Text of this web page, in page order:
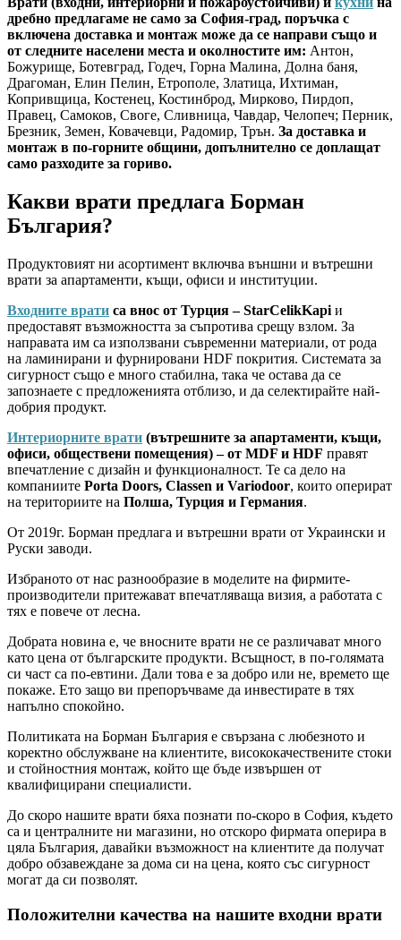
дребно предлагаме не само за София-град, поръчка с
включена доставка и монтаж може да се направи също и
от следните населени места и околностите им: Антон,
Божурище, Ботевград, Годеч, Горна Малина, Долна баня,
Драгоман, Елин Пелин, Етрополе, Златица, Ихтиман,
Копривщица, Костенец, Костинброд, Мирково, Пирдоп,
Правец, Самоков, Своге, Сливница, Чавдар, Челопеч; Перник,
Брезник, Земен, Ковачевци, Радомир, Трън. За доставка и
монтаж в по-горните общини, допълнително се доплащат
само разходите за гориво.
Какви врати предлага Борман
България?
Продуктовият ни асортимент включва външни и вътрешни
врати за апартаменти, къщи, офиси и институции.
Входните врати са внос от Турция – StarCelikKapi и
предоставят възможността за съпротива срещу взлом. За
направата им са използвани съвременни материали, от рода
на ламинирани и фурнировани HDF покрития. Системата за
сигурност също е много стабилна, така че остава да се
запознаете с предложенията отблизо, и да селектирайте най-
добрия продукт.
Интериорните врати (вътрешните за апартаменти, къщи,
офиси, обществени помещения) – от MDF и HDF правят
впечатление с дизайн и функционалност. Те са дело на
компаниите Porta Doors, Classen и Variodoor, които оперират
на териториите на Полша, Турция и Германия.
От 2019г. Борман предлага и вътрешни врати от Украински и
Руски заводи.
Избраното от нас разнообразие в моделите на фирмите-
производители притежават впечатляваща визия, а работата с
тях е повече от лесна.
Добрата новина е, че вносните врати не се различават много
като цена от българските продукти. Всъщност, в по-голямата
си част са по-евтини. Дали това е за добро или не, времето ще
покаже. Ето защо ви препоръчваме да инвестирате в тях
напълно спокойно.
Политиката на Борман България е свързана с любезното и
коректно обслужване на клиентите, висококачествените стоки
и стойностния монтаж, който ще бъде извършен от
квалифицирани специалисти.
До скоро нашите врати бяха познати по-скоро в София, където
са и централните ни магазини, но отскоро фирмата оперира в
цяла България, давайки възможност на клиентите да получат
добро обзавеждане за дома си на цена, която със сигурност
могат да си позволят.
Положителни качества на нашите входни врати